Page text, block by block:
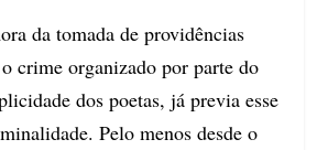
da tomada de providências
crime organizado por parte do
dos poetas, já previa esse
Pelo menos desde o